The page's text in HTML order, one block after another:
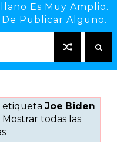
Es Muy Amplio.
De Publicar Alguno.
etiqueta Joe Biden
Mostrar todas las